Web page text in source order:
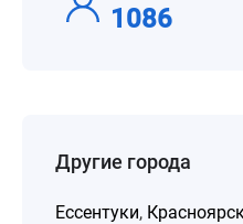
1086
Другие города
Ессентуки,